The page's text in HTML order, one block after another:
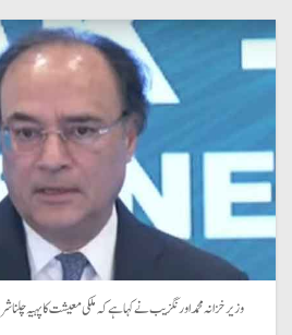
وزیر خزانہ محمد اورنگزیب نے کہا ہے کہ ملکی معیشت کا پہیہ چلنا